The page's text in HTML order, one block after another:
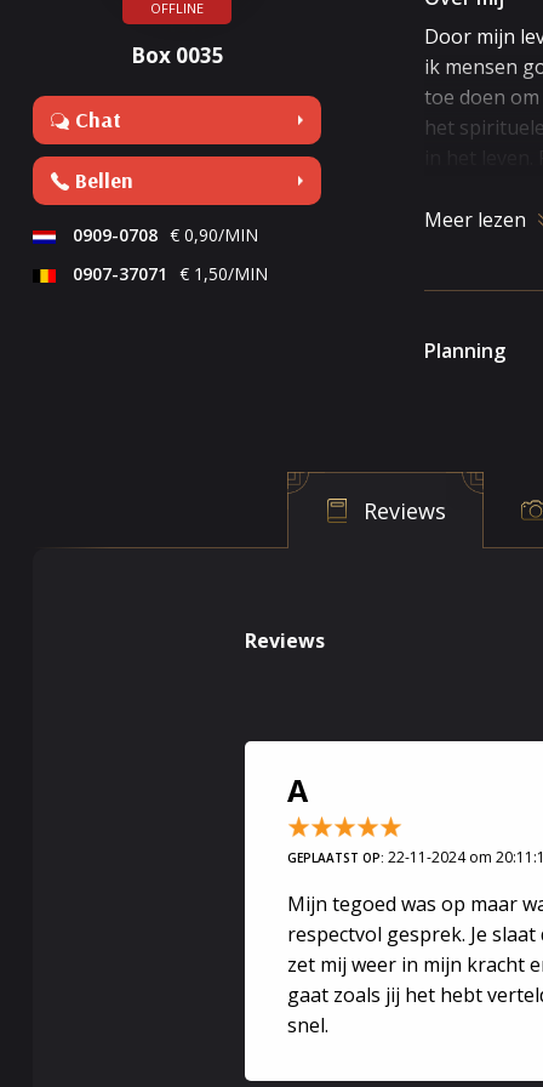
OFFLINE
Box 0035
Chat
Bellen
0909-0708 € 0,90/MIN
0907-37071
€ 1,50/MIN
Door mijn
ik mensen
toe doen
het
Voor mij is
maakt of die
Geen vraag
Relaties en
loopt dat
De vraag
alles willen
Werk
Werk is een
tegen zaken
kan
de beste te
eerste
Meer lezen
Planning
Reviews
Reviews
A
GEPLAATST OP: 22-11-2024 om
Mijn tegoed was op maar
respectvol gesprek. Je
zet mij weer in mijn kracht
gaat zoals jij het hebt
snel.